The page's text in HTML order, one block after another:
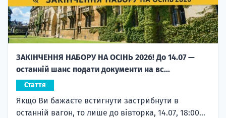
ЗАКІНЧЕННЯ НАБОРУ НА ОСІНЬ 2026! До 14.07 —
останній шанс подати документи на вс...
Стаття
Якщо Ви бажаєте встигнути застрибнути в
останній вагон, то лише до вівторка, 14.07, 18:00...